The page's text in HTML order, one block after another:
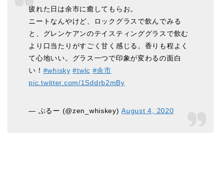
疲れた日は余市に癒してもらお。
ニートなんやけど、ロックグラスで飲んでみる
と、グレンケアンのテイスティンググラスで飲む
より口当たりがすごく甘く感じる。香りも程よく
て心地いい。グラス一つで印象が変わるの面白
い！ #whisky #twlc #余市
pic.twitter.com/1Sddrb2mBy
— ぷるー (@zen_whiskey)August 4, 2020